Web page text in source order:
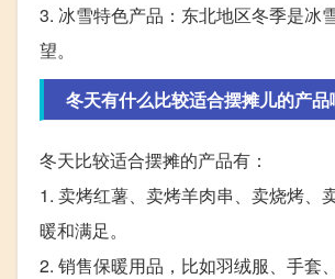
3. 冰雪特色产品：东北地区冬季是冰
望。
冬天有什么比较适合摆摊儿的产品
冬天比较适合摆摊的产品有：
1. 卖烤红薯、卖烤羊肉串、卖烧烤、
暖和满足。
2. 销售保暖用品，比如羽绒服、手套